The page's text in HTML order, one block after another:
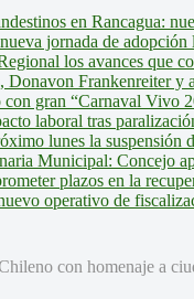
en Rancagua:
jornada de
los avances que
Frankenreiter y
gran “Carnaval Vivo
laboral tras
lunes la suspensión
Municipal: Concejo
plazos en la
operativo de